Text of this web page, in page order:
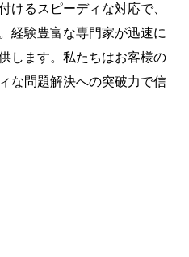
けるスピーディな対応で、
経験豊富な専門家が迅速に
します。私たちはお客様の
な問題解決への突破力で信